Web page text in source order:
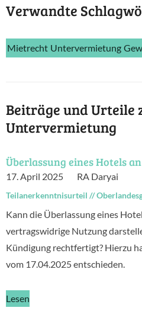
Verwandte
Mietrecht Untervermietung
Beiträge und Urteile
Untervermietung
Überlassung eines Hotels
17. April 2025 RA Daryai
Teilanerkenntnisurteil //
Kann die Überlassung eines
vertragswidrige Nutzung
Kündigung rechtfertigt? Hierzu
vom 17.04.2025 entschieden.
Lesen